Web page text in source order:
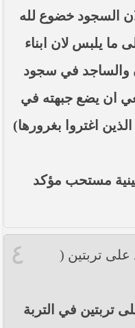
السجود خضوع لله
ما يلبس لان ابناء
والساجد في سجود
ان يضع جبهته في
اغتروا بغرورها)
مستحب مؤكد
٤
على تربتين (
تربتين في التربة